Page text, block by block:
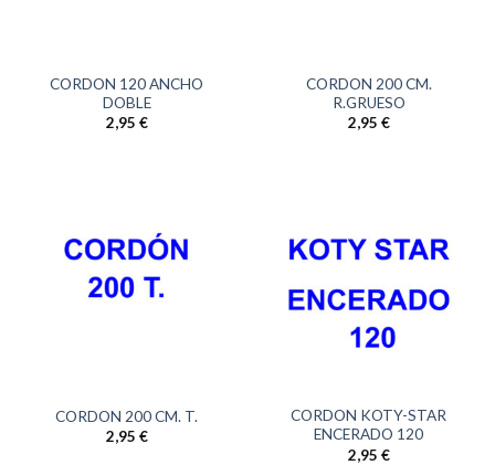
CORDON 120 ANCHO
DOBLE
2,95 €
CORDON 200 CM.
R.GRUESO
2,95 €
CORDON 200 CM. T.
2,95 €
CORDON KOTY-STAR
ENCERADO 120
2,95 €